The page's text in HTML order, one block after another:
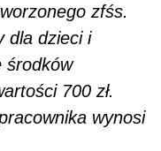
zfśs.
dla dzieci i
środków
700 zł.
wynosi